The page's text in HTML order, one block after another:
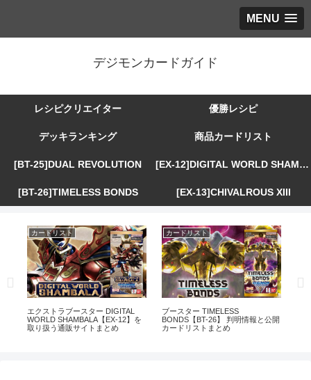
MENU
デジモンカードガイド
レシピクリエイター 優勝レシピ
デッキランキング 商品カードリスト
[BT-25]DUAL REVOLUTION [EX-12]DIGITAL WORLD SHAMBALA
[BT-26]TIMELESS BONDS [EX-13]CHIVALROUS XIII
カードリスト
エクストラブースター DIGITAL
WORLD SHAMBALA【EX-12】を
取り扱う通販サイトまとめ
カードリスト
ブースター TIMELESS
BONDS【BT-26】 判明情報と公開
カードリストまとめ